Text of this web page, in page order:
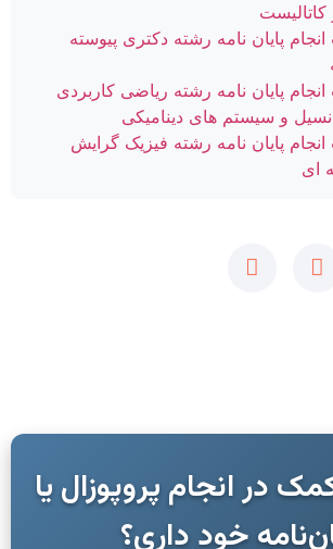
کاتالیست
پایان نامه رشته دکتری پیوسته
پایان نامه رشته ریاضی کاربردی
و سیستم های دینامیکی
پایان نامه رشته فیزیک گرایش
ای
در انجام پروپوزال یا
خود داری؟